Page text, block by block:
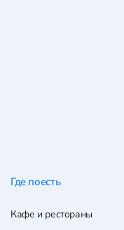
Где поесть
Кафе и рестораны